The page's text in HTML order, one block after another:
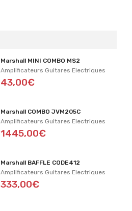
Marshall MINI COMBO MS2
Amplificateurs Guitares Electriques
43,00€
Marshall COMBO JVM205C
Amplificateurs Guitares Electriques
1445,00€
Marshall BAFFLE CODE412
Amplificateurs Guitares Electriques
333,00€